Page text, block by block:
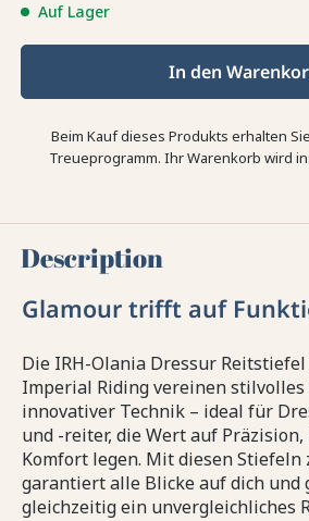
Auf Lager
In den
Beim Kauf dieses Produkts erhalten Sie
Treueprogramm. Ihr Warenkorb wird
Description
Glamour trifft auf
Die IRH-Olania Dressur
Imperial Riding vereinen
innovativer Technik – ideal für
und -reiter, die Wert auf Präzision,
Komfort legen. Mit diesen Stiefeln
garantiert alle Blicke auf dich und
gleichzeitig ein unvergleichliches